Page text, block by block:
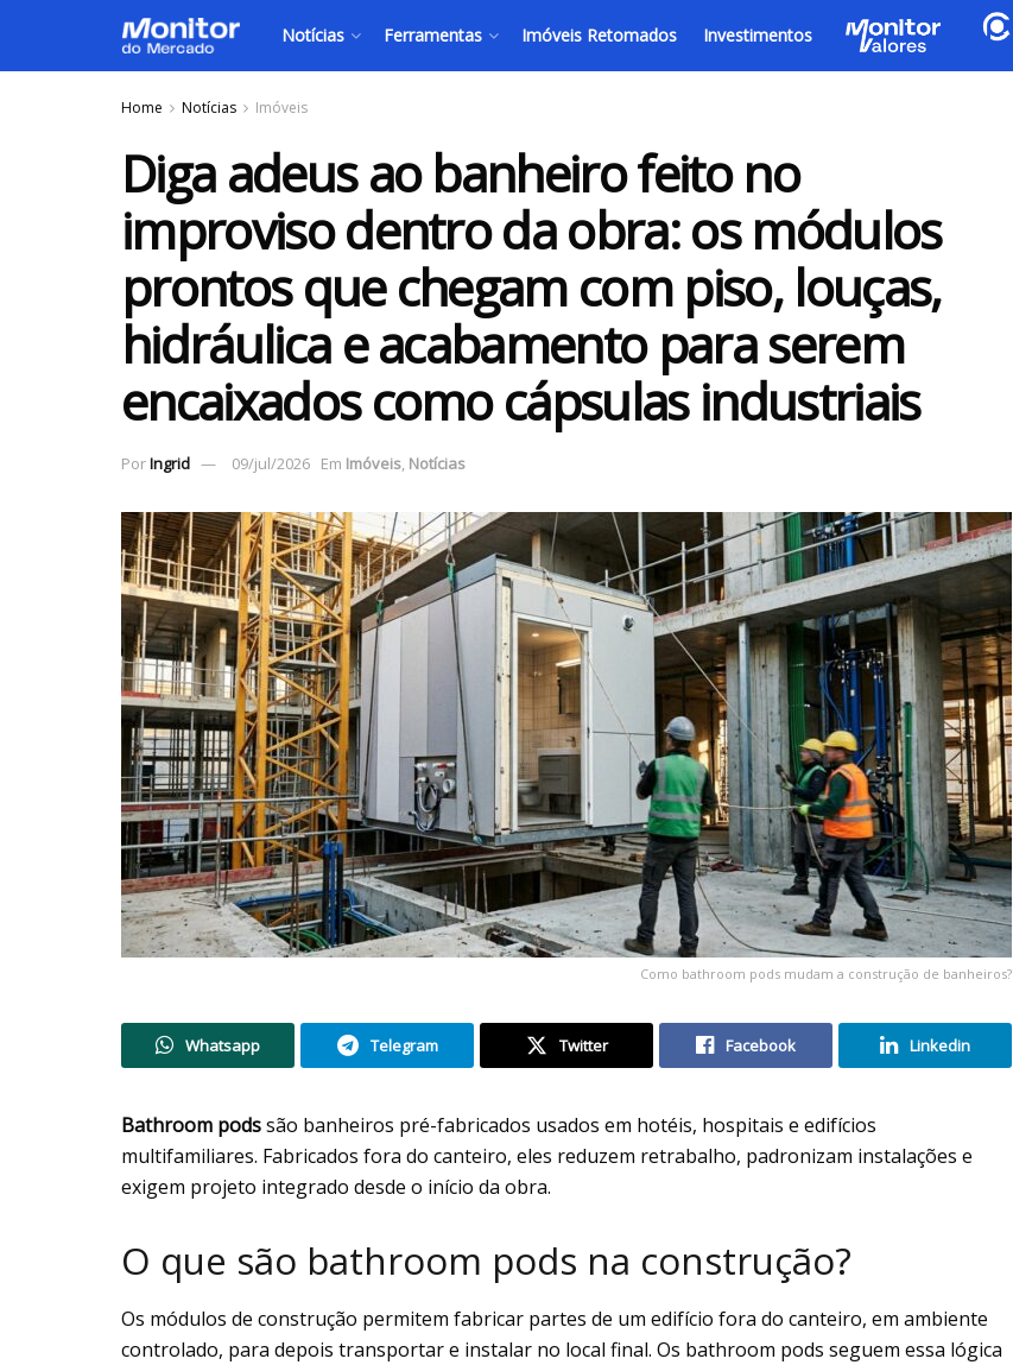
Notícias Ferramentas Imóveis Retomados Investimentos
Home Notícias Imóveis
Diga adeus ao banheiro feito no
improviso dentro da obra: os módulos
prontos que chegam com piso, louças,
hidráulica e acabamento para serem
encaixados como cápsulas industriais
PorIngrid 09/jul/2026 Em Imóveis, Notícias
Como bathroom pods mudam a construção de banheiros?
Whatsapp Telegram Twitter Facebook Linkedin
Bathroom podssão banheiros pré-fabricados usados em hotéis, hospitais e edifícios
multifamiliares. Fabricados fora do canteiro, eles reduzem retrabalho, padronizam instalações e
exigem projeto integrado desde o início da obra.
O que são bathroom pods na construção?
Os módulos de construção permitem fabricar partes de um edifício fora do canteiro, em ambiente
controlado, para depois transportar e instalar no local final. Os bathroom pods seguem essa lógica